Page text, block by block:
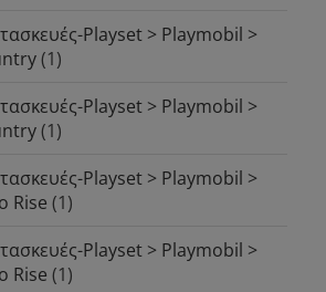
Playset > Playmobil >
(1)
Playset > Playmobil >
(1)
Playset > Playmobil >
Rise (1)
Playset > Playmobil >
Rise (1)